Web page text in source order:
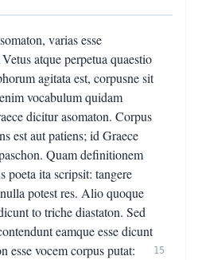
varias esse
atque perpetua quaestio
agitata est, corpusne sit
vocabulum quidam
dicitur asomaton. Corpus
est aut patiens; id Graece
Quam definitionem
poeta ita scripsit: tangere
potest res. Alio quoque
to triche diastaton. Sed
eamque esse dicunt
esse vocem corpus putat:
15